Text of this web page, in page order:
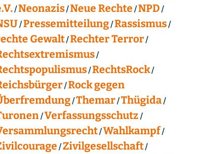
Neonazis Neue Rechte NPD
Pressemitteilung Rassismus
Gewalt Rechter Terror
RechtsRock
Rock gegen
Themar Thügida
Verfassungsschutz
Wahlkampf
Zivilgesellschaft